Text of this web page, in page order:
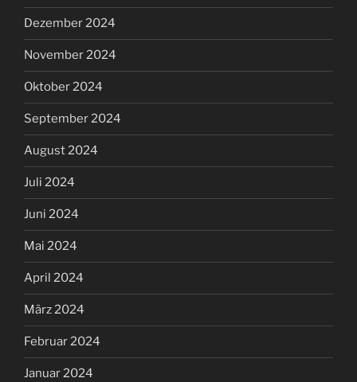
Dezember 2024
November 2024
Oktober 2024
September 2024
August 2024
Juli 2024
Juni 2024
Mai 2024
April 2024
März 2024
Februar 2024
Januar 2024